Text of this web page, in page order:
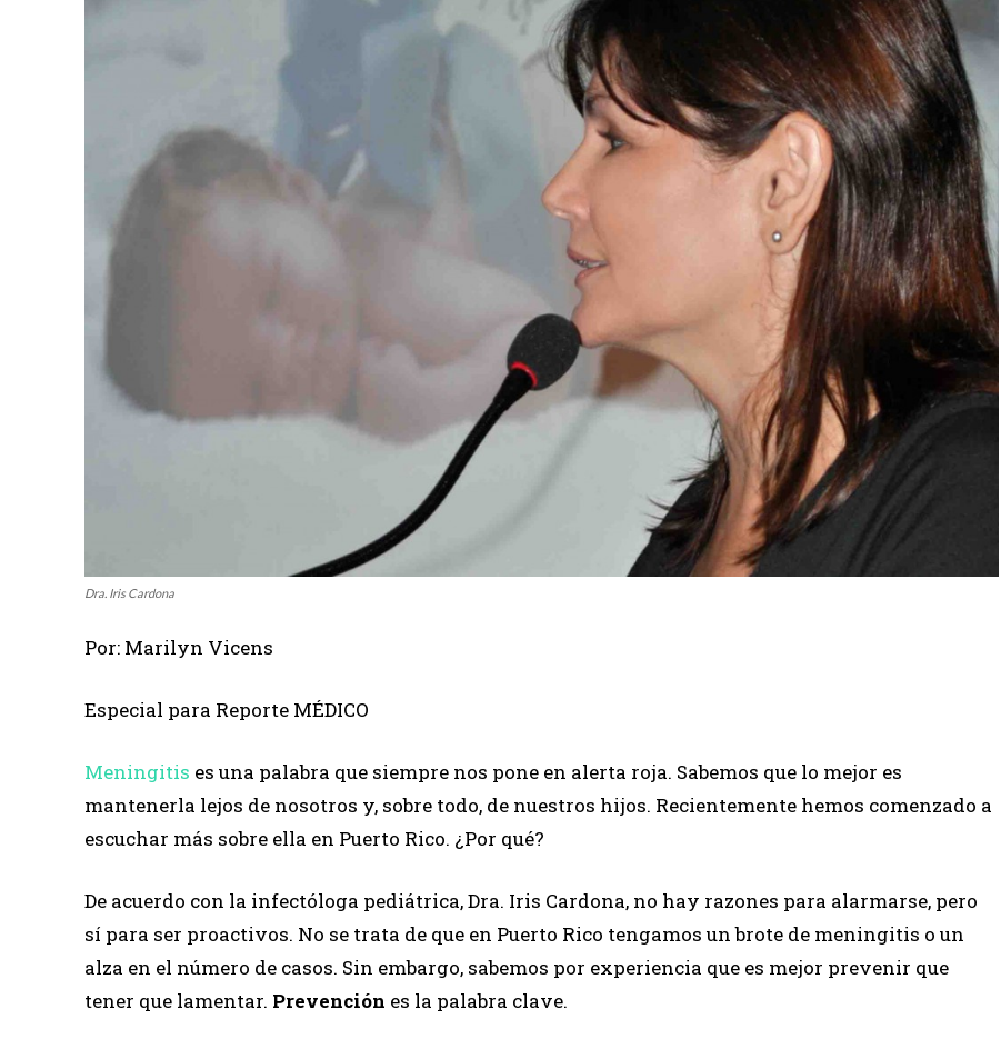
Dra. Iris Cardona
Por: Marilyn Vicens
Especial para Reporte MÉDICO
Meningitis es una palabra que siempre nos pone en alerta roja. Sabemos que lo mejor es
mantenerla lejos de nosotros y, sobre todo, de nuestros hijos. Recientemente hemos comenzado a
escuchar más sobre ella en Puerto Rico. ¿Por qué?
De acuerdo con la infectóloga pediátrica, Dra. Iris Cardona, no hay razones para alarmarse, pero
sí para ser proactivos. No se trata de que en Puerto Rico tengamos un brote de meningitis o un
alza en el número de casos. Sin embargo, sabemos por experiencia que es mejor prevenir que
tener que lamentar. Prevención es la palabra clave.